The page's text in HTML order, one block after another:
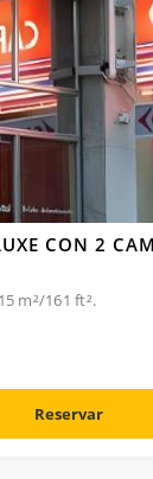
CON 2
m²/161 ft².
Reservar